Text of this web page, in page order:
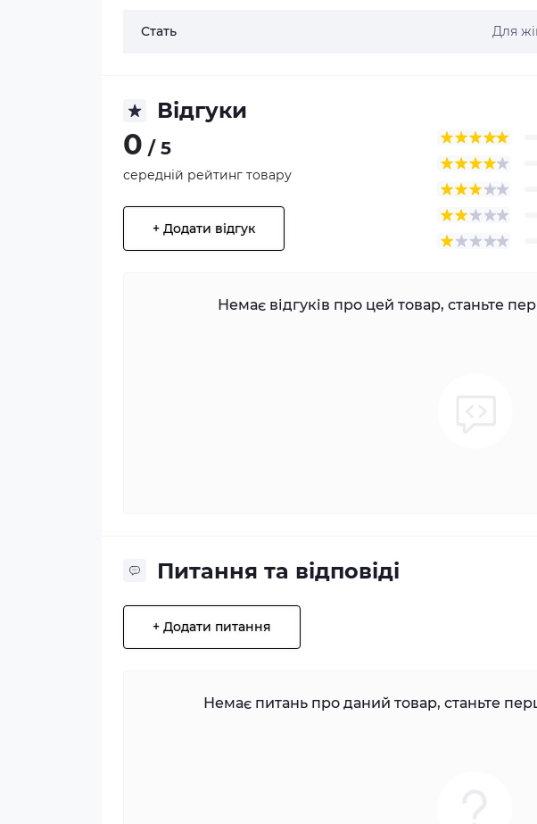
Стать Для
Відгуки
0 / 5
середній рейтинг товару
+ Додати відгук
Немає відгуків про цей товар, станьте
Питання та відповіді
+ Додати питання
Немає питань про даний товар, станьте